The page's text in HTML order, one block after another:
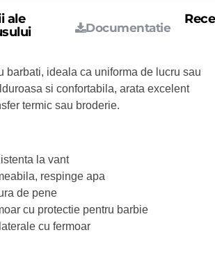
ale
Documentatie
barbati, ideala ca uniforma de lucru sau
si confortabila, arata excelent
termic sau broderie.
la vant
respinge apa
de pene
cu protectie pentru barbie
cu fermoar